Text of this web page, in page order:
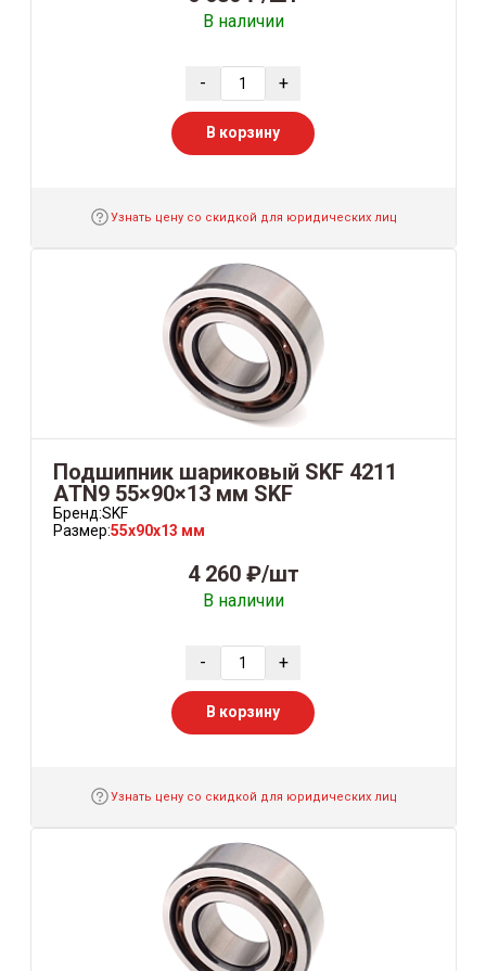
В наличии
- +
В корзину
Узнать цену со скидкой для юридических лиц
Подшипник шариковый SKF 4211
АTN9 55×90×13 мм SKF
Бренд:SKF
Размер:55x90x13 мм
4 260 ₽/шт
В наличии
- +
В корзину
Узнать цену со скидкой для юридических лиц